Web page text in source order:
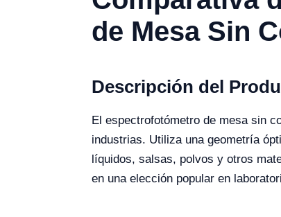
de Mesa Sin
Descripción del
El espectrofotómetro de mesa sin
industrias. Utiliza una geometría
líquidos, salsas, polvos y otros
en una elección popular en